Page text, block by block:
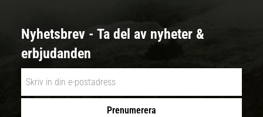
Nyhetsbrev - Ta del av nyheter &
erbjudanden
Prenumerera